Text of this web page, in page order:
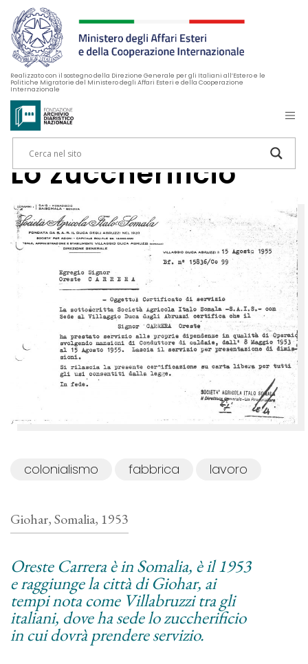
Realizzato con il sostegno della Direzione Generale per gli Italiani all’Estero e le
Politiche Migratorie del Ministero degli Affari Esteri e della Cooperazione
Internazionale
Lo zuccherificio
colonialismo fabbrica lavoro
Giohar, Somalia, 1953
Oreste Carrera è in Somalia, è il 1953
e raggiunge la città di Giohar, ai
tempi nota come Villabruzzi tra gli
italiani, dove ha sede lo zuccherificio
in cui dovrà prendere servizio.